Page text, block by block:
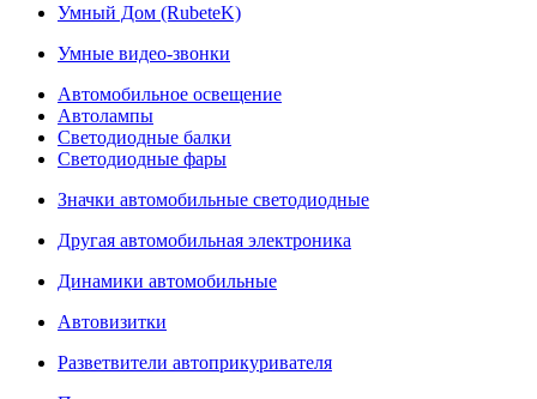
Умный Дом (RubeteK)
Умные видео-звонки
Автомобильное освещение
Автолампы
Светодиодные балки
Светодиодные фары
Значки автомобильные светодиодные
Другая автомобильная электроника
Динамики автомобильные
Автовизитки
Разветвители автоприкуривателя